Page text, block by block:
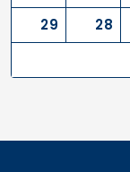
28
29